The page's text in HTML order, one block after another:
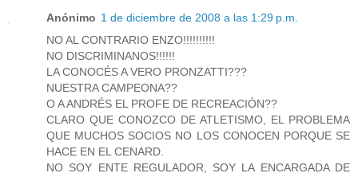
Anónimo 1 de diciembre de 2008 a las 1:29 p.m.
NO AL CONTRARIO ENZO!!!!!!!!!!
NO DISCRIMINANOS!!!!!!
LA CONOCÉS A VERO PRONZATTI???
NUESTRA CAMPEONA??
O A ANDRÉS EL PROFE DE RECREACIÓN??
CLARO QUE CONOZCO DE ATLETISMO, EL PROBLEMA
QUE MUCHOS SOCIOS NO LOS CONOCEN PORQUE SE
HACE EN EL CENARD.
NO SOY ENTE REGULADOR, SOY LA ENCARGADA DE